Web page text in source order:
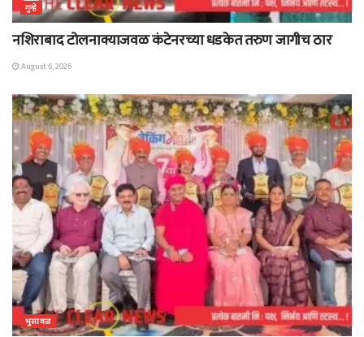
गुन्हे
नशिराबाद टोलनाक्याजवळ कंटेनरच्या धडकेत तरुण जागीच ठार
August 6, 2026
भुसावळ